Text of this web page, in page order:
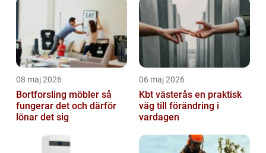
08 maj 2026
Bortforsling möbler så
fungerar det och därför
lönar det sig
06 maj 2026
Kbt västerås en praktisk
väg till förändring i
vardagen